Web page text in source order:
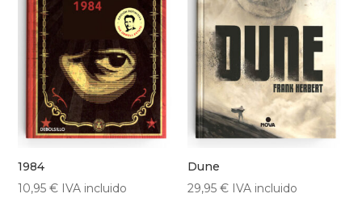
1984
10,95€ IVA incluido
Dune
29,95€ IVA incluido